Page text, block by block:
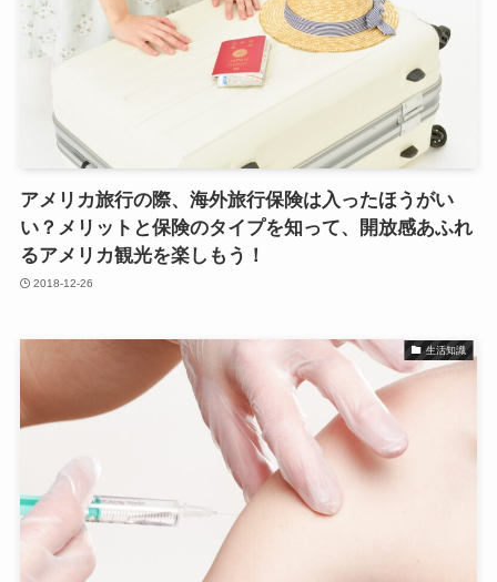
アメリカ旅行の際、海外旅行保険は入ったほうがい
い？メリットと保険のタイプを知って、開放感あふれ
るアメリカ観光を楽しもう！
2018-12-26
生活知識